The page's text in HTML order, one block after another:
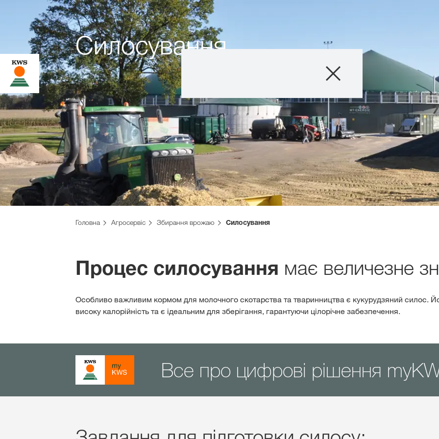
Продукти
Агросервіс
Новини та події
Цифрові сервіси
Про нас
KWS Group
Головна Агросервіс Збирання врожаю Силосування
Силосування
Процес силосування має величезне
Особливо важливим кормом для молочного скотарства та тваринництва є кукурудзяний силос.
високу калорійність та є ідеальним для зберігання, гарантуючи цілорічне забезпечення.
Все про цифрові рішення